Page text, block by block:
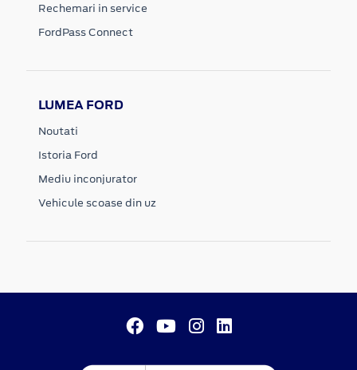
Rechemari in service
FordPass Connect
LUMEA FORD
Noutati
Istoria Ford
Mediu inconjurator
Vehicule scoase din uz